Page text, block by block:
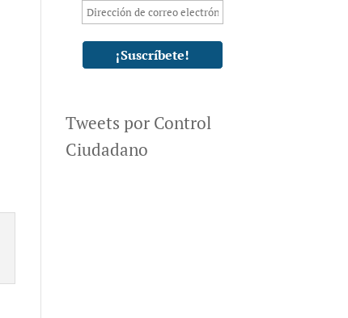
Tweets por Control
Ciudadano